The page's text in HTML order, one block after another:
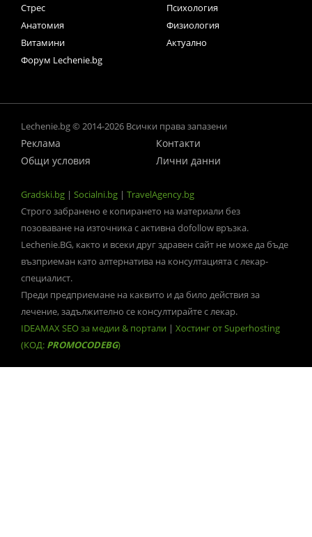
Стрес
Психология
Анатомия
Физиология
Витамини
Актуално
Форум Lechenie.bg
Lechenie.bg © 2014-2026 Всички права запазени
Реклама
Контакти
Общи условия
Лични данни
Gradski.bg | Socialni.bg | TravelAgency.bg
Строго забранено е копирането на материали без
позоваване на източника с активна dofollow връзка.
Lechenie.BG, както и всеки друг здравен сайт не може да бъде
възприеман като алтернатива на консултацията с лекар-
специалист.
Преди предприемане на каквито и да било действия за
лечение, задължително се консултирайте с лекар.
IDEAMAX SEO за медии & портали | Хостинг от Superhosting
(КОД: PROMOCODEBG)